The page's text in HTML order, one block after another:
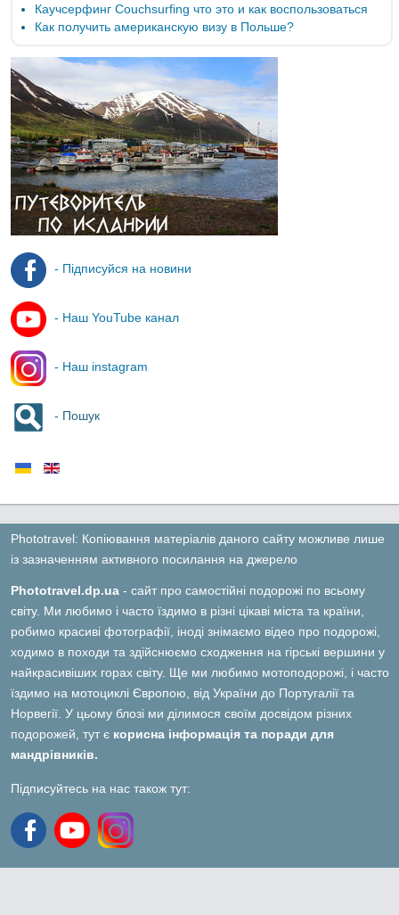
Каучсерфинг Couchsurfing что это и как воспользоваться
Как получить американскую визу в Польше?
- Підписуйся на новини
- Наш YouTube канал
- Наш instagram
- Пошук
Phototravel: Копіювання матеріалів даного сайту можливе лише
із зазначенням активного посилання на джерело
Phototravel.dp.ua - сайт про самостійні подорожі по всьому
світу. Ми любимо і часто їздимо в різні цікаві міста та країни,
робимо красиві фотографії, іноді знімаємо відео про подорожі,
ходимо в походи та здійснюємо сходження на гірські вершини у
найкрасивіших горах світу. Ще ми любимо мотоподорожі, і часто
їздимо на мотоциклі Європою, від України до Португалії та
Норвегії. У цьому блозі ми ділимося своїм досвідом різних
подорожей, тут є корисна інформація та поради для
мандрівників.
Підписуйтесь на нас також тут: